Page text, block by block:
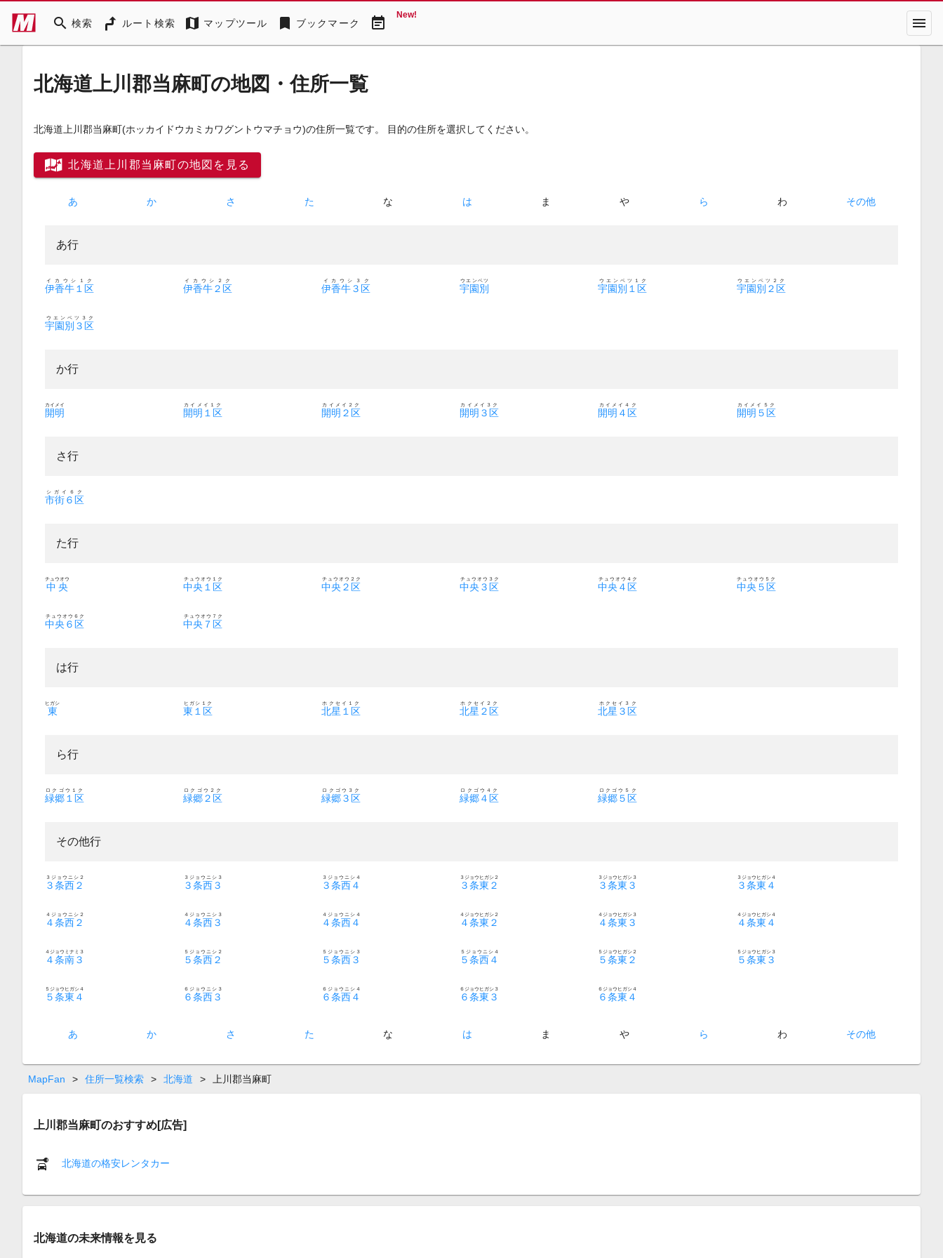
search 検索 ルート検索 map マップツール bookmark ブックマーク event_note New! menu
北海道上川郡当麻町の地図・住所一覧
北海道上川郡当麻町(ホッカイドウカミカワグントウマチョウ)の住所一覧です。 目的の住所を選択してください。
北海道上川郡当麻町の地図を見る
あ か さ た な は ま や ら わ その他
あ行
伊香牛１区
イカウシ１ク
伊香牛２区
イカウシ２ク
伊香牛３区
イカウシ３ク
宇園別
ウエンベツ
宇園別１区
ウエンベツ１ク
宇園別２区
ウエンベツ２ク
宇園別３区
ウエンベツ３ク
か行
開明
カイメイ
開明１区
カイメイ１ク
開明２区
カイメイ２ク
開明３区
カイメイ３ク
開明４区
カイメイ４ク
開明５区
カイメイ５ク
さ行
市街６区
シガイ６ク
た行
中央
チュウオウ
中央１区
チュウオウ１ク
中央２区
チュウオウ２ク
中央３区
チュウオウ３ク
中央４区
チュウオウ４ク
中央５区
チュウオウ５ク
中央６区
チュウオウ６ク
中央７区
チュウオウ７ク
は行
東
ヒガシ
東１区
ヒガシ１ク
北星１区
ホクセイ１ク
北星２区
ホクセイ２ク
北星３区
ホクセイ３ク
ら行
緑郷１区
ロクゴウ１ク
緑郷２区
ロクゴウ２ク
緑郷３区
ロクゴウ３ク
緑郷４区
ロクゴウ４ク
緑郷５区
ロクゴウ５ク
その他行
３条西２
３ジョウニシ２
３条西３
３ジョウニシ３
３条西４
３ジョウニシ４
３条東２
３ジョウヒガシ２
３条東３
３ジョウヒガシ３
３条東４
３ジョウヒガシ４
４条西２
４ジョウニシ２
４条西３
４ジョウニシ３
４条西４
４ジョウニシ４
４条東２
４ジョウヒガシ２
４条東３
４ジョウヒガシ３
４条東４
４ジョウヒガシ４
４条南３
４ジョウミナミ３
５条西２
５ジョウニシ２
５条西３
５ジョウニシ３
５条西４
５ジョウニシ４
５条東２
５ジョウヒガシ２
５条東３
５ジョウヒガシ３
５条東４
５ジョウヒガシ４
６条西３
６ジョウニシ３
６条西４
６ジョウニシ４
６条東３
６ジョウヒガシ３
６条東４
６ジョウヒガシ４
あ か さ た な は ま や ら わ その他
MapFan > 住所一覧検索 > 北海道 > 上川郡当麻町
上川郡当麻町のおすすめ[広告]
北海道の格安レンタカー
北海道の未来情報を見る